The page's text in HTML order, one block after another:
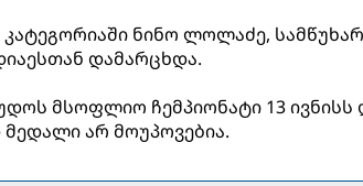
ნინო ლოლაძე,
დამარცხდა.
მსოფლიო ჩემპიონატი 13
არ მოუპოვებია.